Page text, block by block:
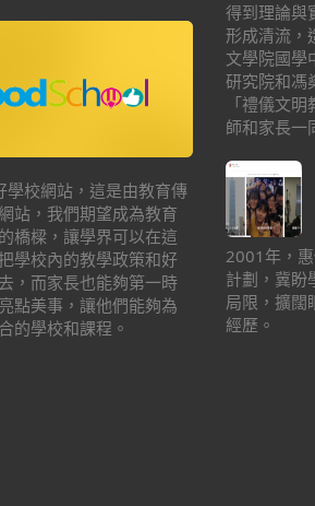
學校網站，這是由教育傳
站，我們期望成為教育
橋樑，讓學界可以在這
學校內的教學政策和好
，而家長也能夠第一時
點美事，讓他們能夠為
的學校和課程。
得到理論與
形成清流，
文學院國學
研究院和馮
「禮儀文
師和家長一
2001年，
計劃，冀盼
局限，擴闊
經歷。